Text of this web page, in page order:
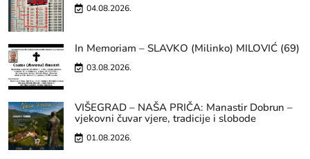
04.08.2026.
In Memoriam – SLAVKO (Milinko) MILOVIĆ (69)
03.08.2026.
VIŠEGRAD – NAŠA PRIČA: Manastir Dobrun –
vjekovni čuvar vjere, tradicije i slobode
01.08.2026.